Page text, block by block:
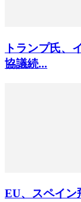
トランプ氏
協議続...
EU、スペイン